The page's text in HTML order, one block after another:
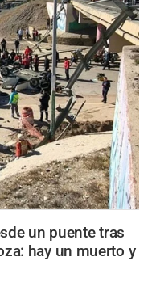
un puente tras
hay un muerto y